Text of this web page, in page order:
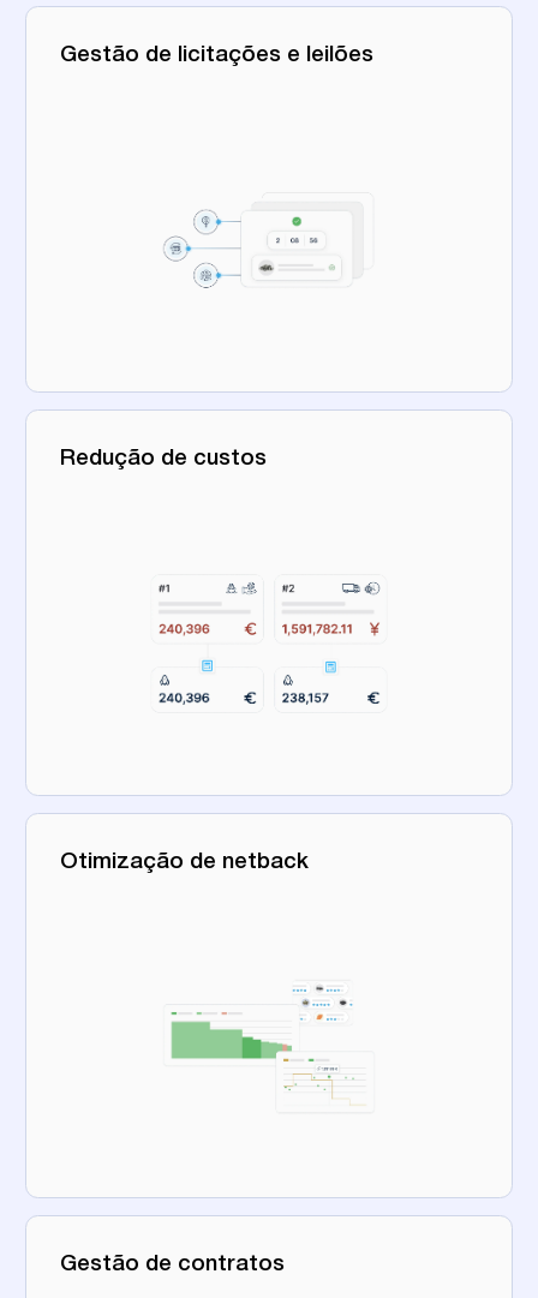
Gestão de licitações e leilões
Redução de custos
Otimização de netback
Gestão de contratos